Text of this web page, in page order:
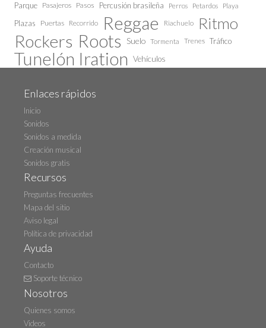
Parque Pasajeros Pasos Percusión brasileña Perros Petardos Playa
Plazas Puertas Recorrido Reggae Riachuelo Ritmo
Rockers Roots Suelo Tormenta Trenes Tráfico
Tunelón Iration Vehículos
Enlaces rápidos
Inicio
Sonidos
Sonidos a medida
Creación musical
Sonidos gratis
Recursos
Preguntas frecuentes
Mapa del sitio
Aviso legal
Política de privacidad
Ayuda
Contacto
Soporte técnico
Nosotros
Quienes somos
Videos